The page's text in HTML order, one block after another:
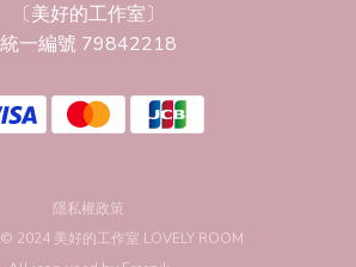
〔美好的工作室〕
統一編號 79842218
隱私權政策
2024 美好的工作室 LOVELY ROOM